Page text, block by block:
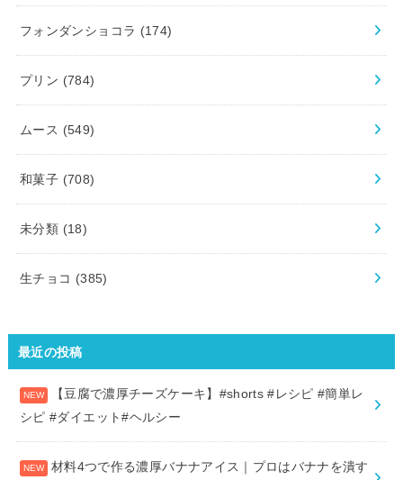
フォンダンショコラ (174)
プリン (784)
ムース (549)
和菓子 (708)
未分類 (18)
生チョコ (385)
最近の投稿
【豆腐で濃厚チーズケーキ】#shorts #レシピ #簡単レ
シピ #ダイエット#ヘルシー
材料4つで作る濃厚バナナアイス｜プロはバナナを潰す